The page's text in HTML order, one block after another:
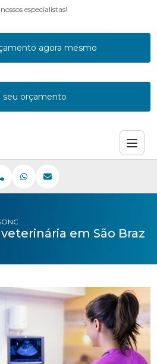
especialistas!
agora mesmo
seu orçamento
VETERINARIA SAO BRAZ
em São Braz